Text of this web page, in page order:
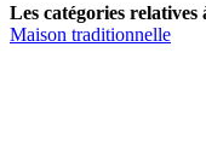
Les catégories relatives
Maison traditionnelle